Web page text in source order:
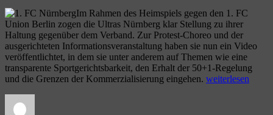
Investor
Im Rahmen des Heimspiels gegen den 1. FC
Union Berlin zogen die Ultras Nürnberg klar Stellung zu ihrer
Haltung gegenüber dem Verband. Zur Protest-Choreo und der
ausgerichteten Informationsveranstaltung haben sie nun ein Video
veröffentlichtet, in dem sie unter anderem auf Themen wie eine
transparente Sportgerichtsbarkeit, den Erhalt der 50+1-Regelung
und die Grenzen der Kommerzialisierung eingehen. „Ultras
weiterlesen